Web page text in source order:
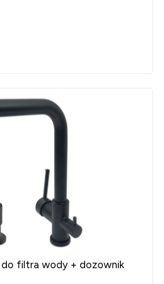
do filtra wody + dozownik